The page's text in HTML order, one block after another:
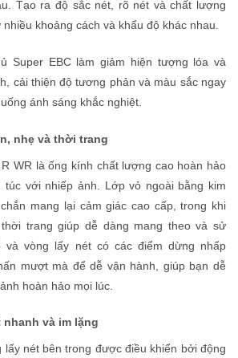
Tạo ra độ sắc nét, rõ nét và chất lượng
khoảng cách và khẩu độ khác nhau.
Super EBC làm giảm hiện tượng lóa và
cải thiện độ tương phản và màu sắc ngay
ánh sáng khắc nghiệt.
nhẹ và thời trang
WR là ống kính chất lượng cao hoàn hảo
túc với nhiếp ảnh. Lớp vỏ ngoài bằng kim
mang lại cảm giác cao cấp, trong khi
trang giúp dễ dàng mang theo và sử
và vòng lấy nét có các điểm dừng nhấp
mượt mà để dễ vận hành, giúp bạn dễ
hoàn hảo mọi lúc.
và im lặng
lấy nét bên trong được điều khiển bởi động